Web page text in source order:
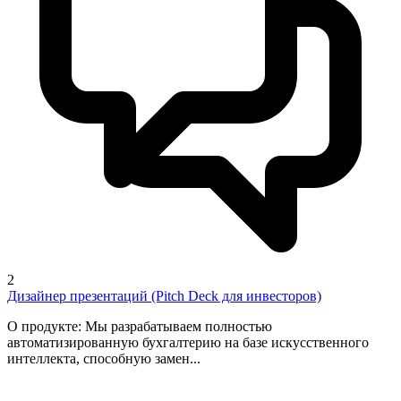
2
Дизайнер презентаций (Pitch Deck для инвесторов)
О продукте: Мы разрабатываем полностью
автоматизированную бухгалтерию на базе искусственного
интеллекта, способную замен...